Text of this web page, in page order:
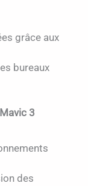
grâce aux
bureaux
3
des